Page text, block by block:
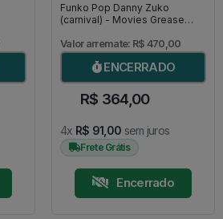
Funko Pop Danny Zuko
(carnival) - Movies Grease
Valor arremate: R$ 470,00
ENCERRADO
R$ 364,00
4x R$ 91,00 sem juros
Frete Grátis
Encerrado